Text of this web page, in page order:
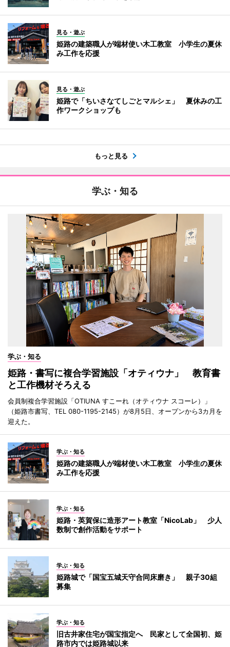
見る・遊ぶ
姫路の建築職人が端材使い木工教室 小学生の夏休
み工作を応援
見る・遊ぶ
姫路で「ちいさなてしごとマルシェ」 夏休みの工
作ワークショップも
もっと見る
学ぶ・知る
学ぶ・知る
姫路・書写に複合学習施設「オティウナ」 教育書
と工作機材そろえる
会員制複合学習施設「OTIUNA すこーれ（オティウナ スコーレ）」
（姫路市書写、TEL 080-1195-2145）が8月5日、オープンから3カ月を
迎えた。
学ぶ・知る
姫路の建築職人が端材使い木工教室 小学生の夏休
み工作を応援
学ぶ・知る
姫路・英賀保に造形アート教室「NicoLab」 少人
数制で創作活動をサポート
学ぶ・知る
姫路城で「国宝五城天守合同床磨き」 親子30組
募集
学ぶ・知る
旧古井家住宅が国宝指定へ 民家として全国初、姫
路市内では姫路城以来